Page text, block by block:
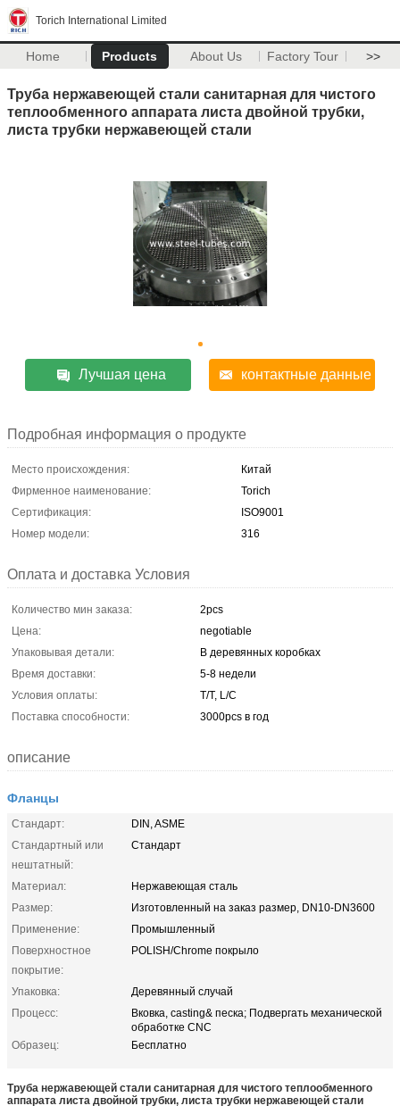
Torich International Limited
Home Products About Us Factory Tour >>
Труба нержавеющей стали санитарная для чистого
теплообменного аппарата листа двойной трубки,
листа трубки нержавеющей стали
Лучшая цена контактные данные
Подробная информация о продукте
Место происхождения:
Китай
Фирменное наименование:
Torich
Сертификация:
ISO9001
Номер модели:
316
Оплата и доставка Условия
Количество мин заказа:
2pcs
Цена:
negotiable
Упаковывая детали:
В деревянных коробках
Время доставки:
5-8 недели
Условия оплаты:
T/T, L/C
Поставка способности:
3000pcs в год
описание
Фланцы
Стандарт:
DIN, ASME
Стандартный или
нештатный:
Стандарт
Материал:
Нержавеющая сталь
Размер:
Изготовленный на заказ размер, DN10-DN3600
Применение:
Промышленный
Поверхностное
покрытие:
POLISH/Chrome покрыло
Упаковка:
Деревянный случай
Процесс:
Вковка, casting& песка; Подвергать механической
обработке CNC
Образец:
Бесплатно
Труба нержавеющей стали санитарная для чистого теплообменного
аппарата листа двойной трубки, листа трубки нержавеющей стали